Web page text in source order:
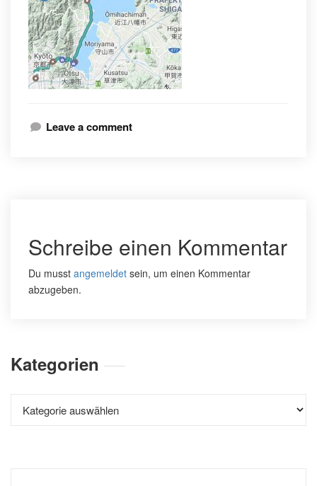
Leave a comment
Schreibe einen Kommentar
Du musst angemeldet sein, um einen Kommentar
abzugeben.
Kategorien